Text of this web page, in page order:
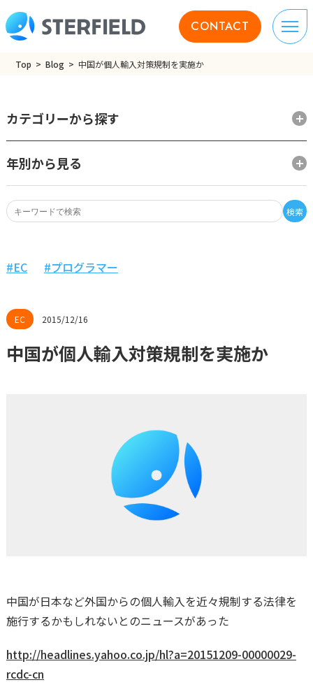
CONTACT
Top Blog 中国が個人輸入対策規制を実施か
検索
カテゴリーから探す
年別から見る
2015/12/16
EC プログラマー
中国が個人輸入対策規制を実施か
中国が日本など外国からの個人輸入を近々規制する法律を
施行するかもしれないとのニュースがあった
http://headlines.yahoo.co.jp/hl?a=20151209-00000029-
rcdc-cn